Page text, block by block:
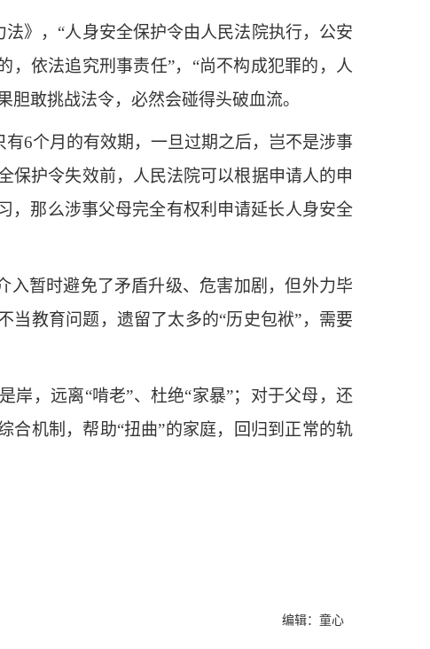
》，“人身安全保护令由人民法院执行，公安
依法追究刑事责任”，“尚不构成犯罪的，人
敢挑战法令，必然会碰得头破血流。
6个月的有效期，一旦过期之后，岂不是涉事
保护令失效前，人民法院可以根据申请人的申
，那么涉事父母完全有权利申请延长人身安全
暂时避免了矛盾升级、危害加剧，但外力毕
教育问题，遗留了太多的“历史包袱”，需要
，远离“啃老”、杜绝“家暴”；对于父母，还
合机制，帮助“扭曲”的家庭，回归到正常的轨
编辑：童心